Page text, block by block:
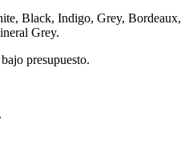
Black, Indigo, Grey, Bordeaux,
Grey.
presupuesto.